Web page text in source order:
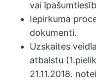
vai
Iepirkuma
dokumenti.
Uzskaites
atbalstu
21.11.2018.